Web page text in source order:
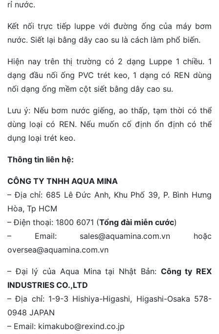
rỉ nước.
Kết nối trực tiếp luppe với đường ống của máy bơm
nước. Siết lại bằng dây cao su là cách làm phổ biến.
Hiện nay trên thị trường có 2 dạng Luppe 1 chiều. 1
dạng đầu nối ống PVC trét keo, 1 dạng có REN dùng
nối dạng ống mềm cột siết bằng dây cao su.
Lưu ý: Nếu bơm nước giếng, ao thấp, tạm thời có thể
dùng loại có REN. Nếu muốn cố định ổn định có thể
dụng loại trét keo.
Thông tin liên hệ:
CÔNG TY TNHH AQUA MINA
– Địa chỉ: 685 Lê Đức Anh, Khu Phố 39, P. Bình Hưng
Hòa, Tp HCM
– Điện thoại: 1800 6071 (Tổng đài miễn cước)
– Email: sales@aquamina.com.vn hoặc
oversea@aquamina.com.vn
– Đại lý của Aqua Mina tại Nhật Bản: Công ty REX
INDUSTRIES CO.,LTD
– Địa chỉ: 1-9-3 Hishiya-Higashi, Higashi-Osaka 578-
0948 JAPAN
– Email: kimakubo@rexind.co.jp